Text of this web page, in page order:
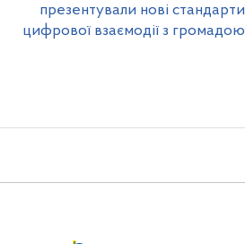
презентували нові стандарти
цифрової взаємодії з громадою